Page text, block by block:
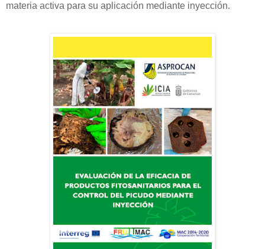
materia activa para su aplicación mediante inyección.